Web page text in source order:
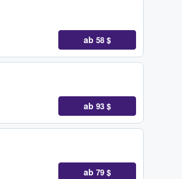
ab 58 $
ab 93 $
ab 79 $